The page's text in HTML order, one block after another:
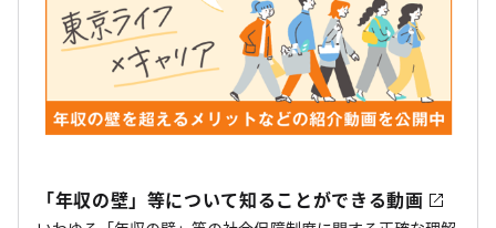
「年収の壁」等について知ることができる動画